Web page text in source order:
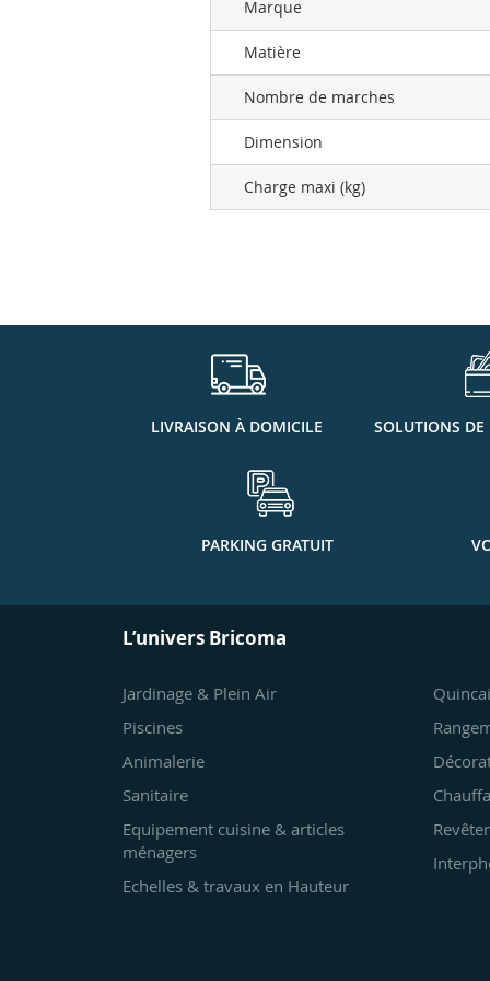
Marque
Matière
Nombre de marches
Dimension
Charge maxi (kg)
LIVRAISON À DOMICILE SOLUTIONS
PARKING GRATUIT
L’univers Bricoma
Jardinage & Plein Air
Piscines
Animalerie
Sanitaire
Equipement cuisine & articles
ménagers
Echelles & travaux en Hauteur